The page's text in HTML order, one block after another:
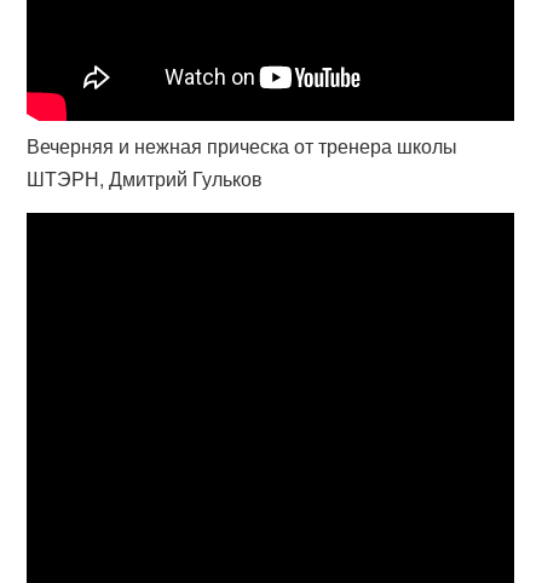
Вечерняя и нежная прическа от тренера школы
ШТЭРН, Дмитрий Гульков